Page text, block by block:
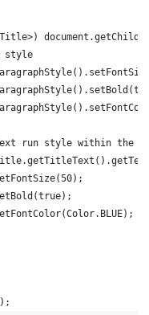
style
run style within the